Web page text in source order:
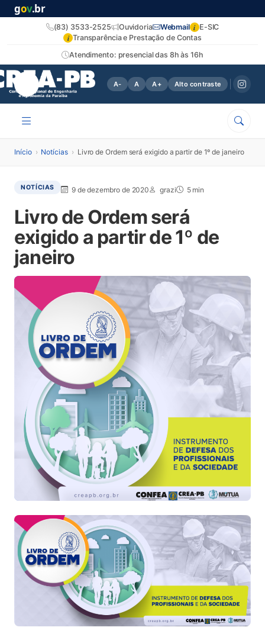
gov.br
Atendimento: presencial das 8h às 16h
(83) 3533-2525 Ouvidoria Webmail i E-SIC
i Transparência e Prestação de Contas
A- A A+ Alto contraste
Início › Notícias › Livro de Ordem será exigido a partir de 1º de janeiro
NOTÍCIAS 9 de dezembro de 2020 grazi 5 min
Livro de Ordem será
exigido a partir de 1º de
janeiro